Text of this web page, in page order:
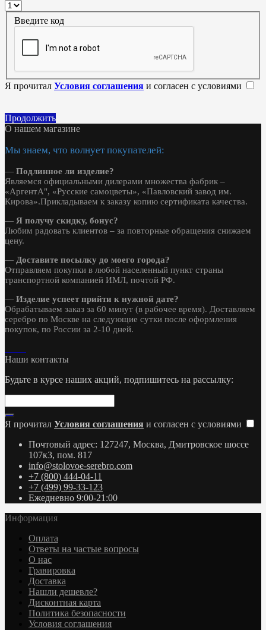
Введите код
Я прочитал Условия соглашения и согласен с условиями
Продолжить
О нашем магазине
Мы знаем, что волнует покупателей:
— Подлинное ли изделие?
Являемся официальными дилерами множества фабрик –
«АргентА", «Русские самоцветы», «Павловский завод им.
Кирова».Прикладываем к заказу копию сертификата качества.
— Я получу скидку, бонус?
Любим радовать клиентов – за повторные обращения снижаем
цену.
— Доставите посылку до моего города?
Отправляем покупки в любой населенный пункт страны
транспортной компанией ИМЛ, почтой РФ.
— Изделие успеет прийти к нужной дате?
Обрабатываем заказ за 60 минут (в рабочее время). Доставляем
серебро по Москве на следующие сутки после оформления
покупок, по России за 2-10 дней.
Наши контакты
Будьте в курсе наших акций, подпишитесь на рассылку:
Я прочитал Условия соглашения и согласен с условиями
Почтовый адрес: 127247, Москва, Дмитровское шоссе
107к3, пом. 817
info@stolovoe-serebro.com
+7 (800) 444-04-11
+7 (499) 99-33-123
Ежедневно 9:00-21:00
Информация
Оплата
Ответы на частые вопросы
О нас
Гравировка
Доставка
Нашли дешевле?
Дисконтная карта
Политика безопасности
Условия соглашения